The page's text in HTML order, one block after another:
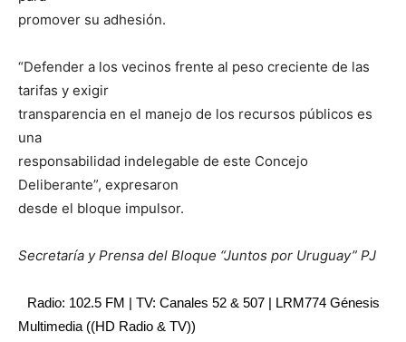
promover su adhesión.
“Defender a los vecinos frente al peso creciente de las
tarifas y exigir
transparencia en el manejo de los recursos públicos es
una
responsabilidad indelegable de este Concejo
Deliberante”, expresaron
desde el bloque impulsor.
Secretaría y Prensa del Bloque “Juntos por Uruguay” PJ
Radio: 102.5 FM | TV: Canales 52 & 507 | LRM774 Génesis
Multimedia ((HD Radio & TV))